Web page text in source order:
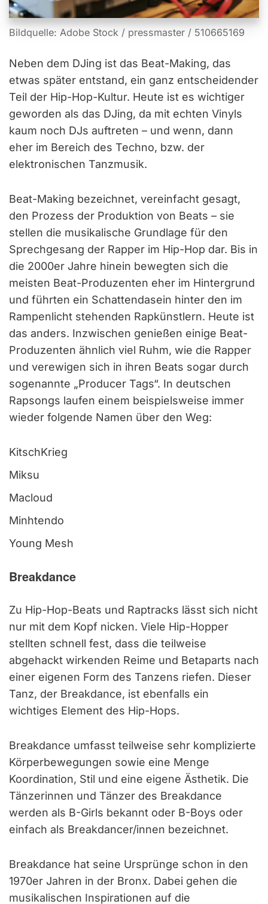
Bildquelle: Adobe Stock / pressmaster / 510665169
Neben dem DJing ist das Beat-Making, das
etwas später entstand, ein ganz entscheidender
Teil der Hip-Hop-Kultur. Heute ist es wichtiger
geworden als das DJing, da mit echten Vinyls
kaum noch DJs auftreten – und wenn, dann
eher im Bereich des Techno, bzw. der
elektronischen Tanzmusik.
Beat-Making bezeichnet, vereinfacht gesagt,
den Prozess der Produktion von Beats – sie
stellen die musikalische Grundlage für den
Sprechgesang der Rapper im Hip-Hop dar. Bis in
die 2000er Jahre hinein bewegten sich die
meisten Beat-Produzenten eher im Hintergrund
und führten ein Schattendasein hinter den im
Rampenlicht stehenden Rapkünstlern. Heute ist
das anders. Inzwischen genießen einige Beat-
Produzenten ähnlich viel Ruhm, wie die Rapper
und verewigen sich in ihren Beats sogar durch
sogenannte „Producer Tags“. In deutschen
Rapsongs laufen einem beispielsweise immer
wieder folgende Namen über den Weg:
KitschKrieg
Miksu
Macloud
Minhtendo
Young Mesh
Breakdance
Zu Hip-Hop-Beats und Raptracks lässt sich nicht
nur mit dem Kopf nicken. Viele Hip-Hopper
stellten schnell fest, dass die teilweise
abgehackt wirkenden Reime und Betaparts nach
einer eigenen Form des Tanzens riefen. Dieser
Tanz, der Breakdance, ist ebenfalls ein
wichtiges Element des Hip-Hops.
Breakdance umfasst teilweise sehr komplizierte
Körperbewegungen sowie eine Menge
Koordination, Stil und eine eigene Ästhetik. Die
Tänzerinnen und Tänzer des Breakdance
werden als B-Girls bekannt oder B-Boys oder
einfach als Breakdancer/innen bezeichnet.
Breakdance hat seine Ursprünge schon in den
1970er Jahren in der Bronx. Dabei gehen die
musikalischen Inspirationen auf die